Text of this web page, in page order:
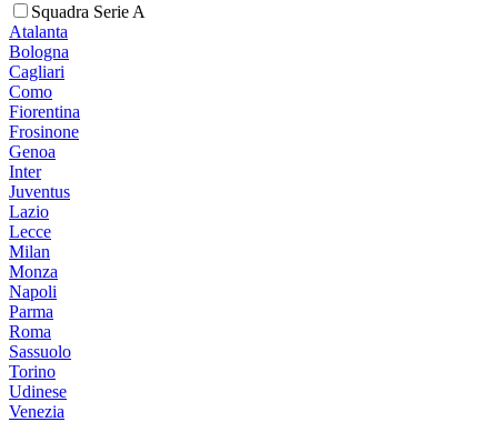
Squadra Serie A
Atalanta
Bologna
Cagliari
Como
Fiorentina
Frosinone
Genoa
Inter
Juventus
Lazio
Lecce
Milan
Monza
Napoli
Parma
Roma
Sassuolo
Torino
Udinese
Venezia